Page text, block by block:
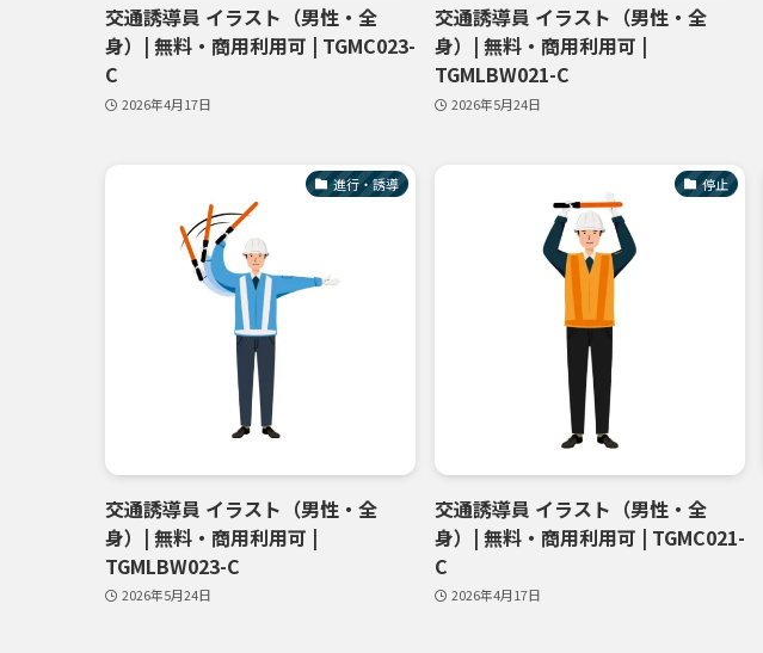
交通誘導員 イラスト（男性・全
身）| 無料・商用利用可 | TGMC023-
C
2026年4月17日
交通誘導員 イラスト（男性・全
身）| 無料・商用利用可 |
TGMLBW021-C
2026年5月24日
進行・誘導
交通誘導員 イラスト（男性・全
身）| 無料・商用利用可 |
TGMLBW023-C
2026年5月24日
停止
交通誘導員 イラスト（男性・全
身）| 無料・商用利用可 | TGMC021-
C
2026年4月17日